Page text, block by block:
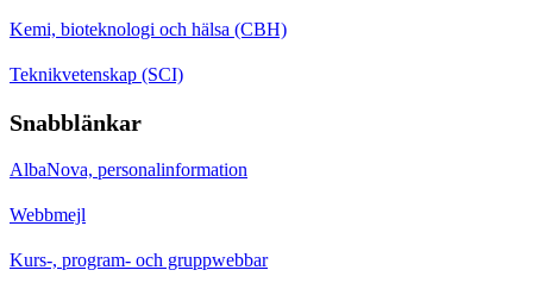
Kemi, bioteknologi och hälsa (CBH)
Teknikvetenskap (SCI)
Snabblänkar
AlbaNova, personalinformation
Webbmejl
Kurs-, program- och gruppwebbar